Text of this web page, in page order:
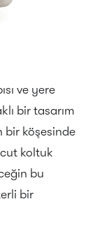
ve yere
bir tasarım
bir köşesinde
koltuk
bu
bir